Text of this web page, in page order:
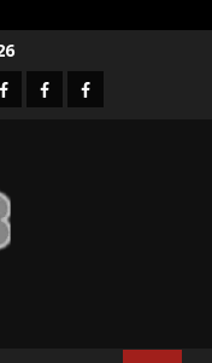
Facebook-
Facebook-Facebook-